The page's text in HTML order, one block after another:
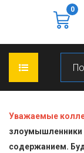
0
О КОМПАНИИ
Уважаемые
содержанием.